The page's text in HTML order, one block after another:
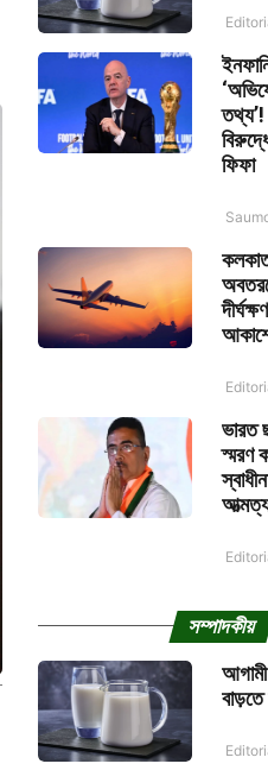
তথ্য’!
ফিফা
ভারত
স্মরণ
সম্পাদকীয়